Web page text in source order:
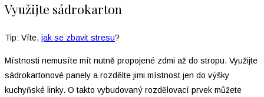
Využijte sádrokarton
Tip: Víte, jak se zbavit stresu?
Místnosti nemusíte mít nutně propojené zdmi až do stropu. Využijte
sádrokartonové panely a rozdělte jimi místnost jen do výšky
kuchyňské linky. O takto vybudovaný rozdělovací prvek můžete